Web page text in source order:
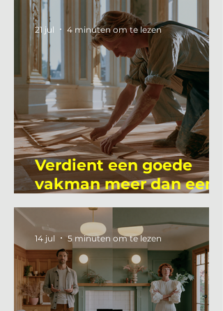
Verdient een goede
vakman meer dan een
gemiddelde
academicus?
21 jul 4 minuten om te lezen
14 jul 5 minuten om te lezen